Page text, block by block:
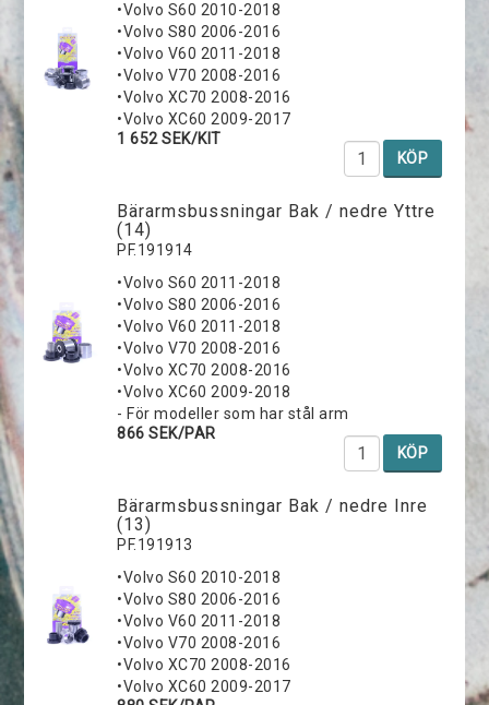
•Volvo S60 2010-2018
•Volvo S80 2006-2016
•Volvo V60 2011-2018
•Volvo V70 2008-2016
•Volvo XC70 2008-2016
•Volvo XC60 2009-2017
1 652 SEK/KIT
KÖP
Bärarmsbussningar Bak / nedre Yttre
(14)
PF.191914
•Volvo S60 2011-2018
•Volvo S80 2006-2016
•Volvo V60 2011-2018
•Volvo V70 2008-2016
•Volvo XC70 2008-2016
•Volvo XC60 2009-2018
- För modeller som har stål arm
866 SEK/PAR
KÖP
Bärarmsbussningar Bak / nedre Inre
(13)
PF.191913
•Volvo S60 2010-2018
•Volvo S80 2006-2016
•Volvo V60 2011-2018
•Volvo V70 2008-2016
•Volvo XC70 2008-2016
•Volvo XC60 2009-2017